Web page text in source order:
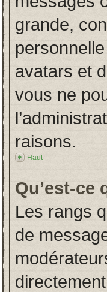
grande,
avatars et
vous ne
raisons.
Haut
Qu’est-ce
Les rangs
de